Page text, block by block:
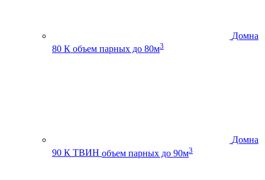
Домна
80 К объем парных до 80м3
Домна
90 К ТВИН объем парных до 90м3